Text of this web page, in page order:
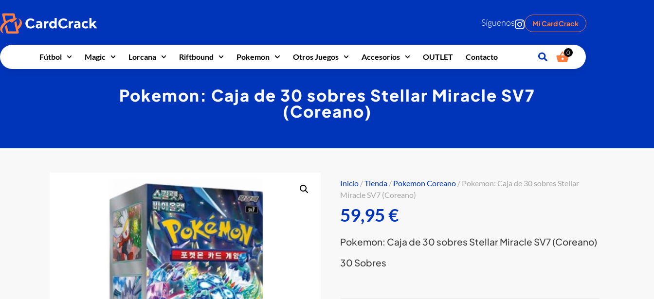
Síguenos Mi Card Crack
Fútbol Magic Lorcana Riftbound Pokemon Otros Juegos Accesorios OUTLET Contacto 0
Pokemon: Caja de 30 sobres Stellar Miracle SV7
(Coreano)
Inicio /Tienda / Pokemon Coreano / Pokemon: Caja de 30 sobres Stellar
Miracle SV7 (Coreano)
59,95€
Pokemon: Caja de 30 sobres Stellar Miracle SV7 (Coreano)
30 Sobres